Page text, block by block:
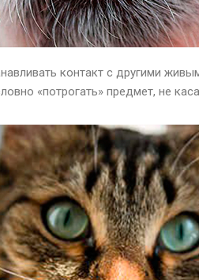
контакт с другими
«потрогать» предмет, не